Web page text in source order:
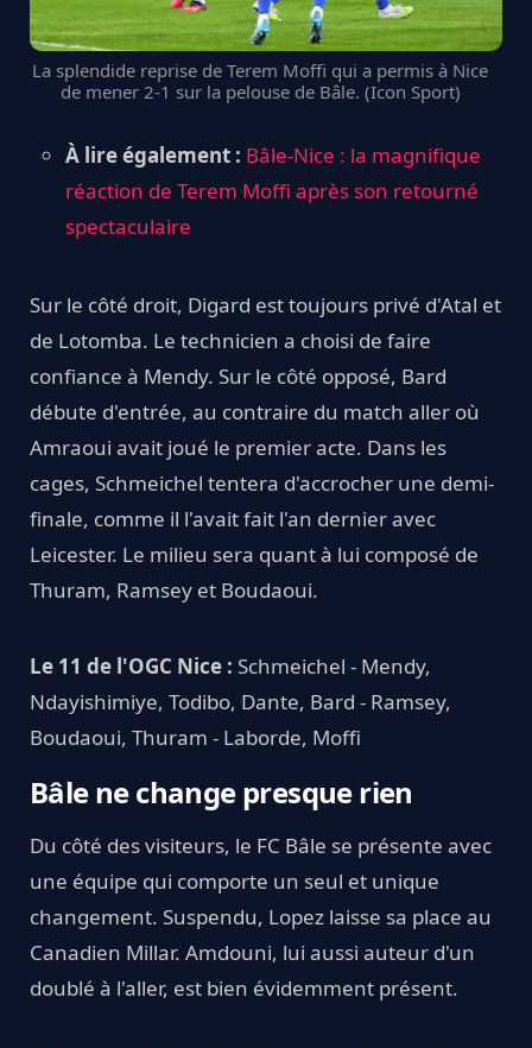
La splendide reprise de Terem Moffi qui a permis à Nice
de mener 2-1 sur la pelouse de Bâle. (Icon Sport)
À lire également : Bâle-Nice : la magnifique
réaction de Terem Moffi après son retourné
spectaculaire
Sur le côté droit, Digard est toujours privé d'Atal et
de Lotomba. Le technicien a choisi de faire
confiance à Mendy. Sur le côté opposé, Bard
débute d'entrée, au contraire du match aller où
Amraoui avait joué le premier acte. Dans les
cages, Schmeichel tentera d'accrocher une demi-
finale, comme il l'avait fait l'an dernier avec
Leicester. Le milieu sera quant à lui composé de
Thuram, Ramsey et Boudaoui.
Le 11 de l'OGC Nice : Schmeichel - Mendy,
Ndayishimiye, Todibo, Dante, Bard - Ramsey,
Boudaoui, Thuram - Laborde, Moffi
Bâle ne change presque rien
Du côté des visiteurs, le FC Bâle se présente avec
une équipe qui comporte un seul et unique
changement. Suspendu, Lopez laisse sa place au
Canadien Millar. Amdouni, lui aussi auteur d'un
doublé à l'aller, est bien évidemment présent.